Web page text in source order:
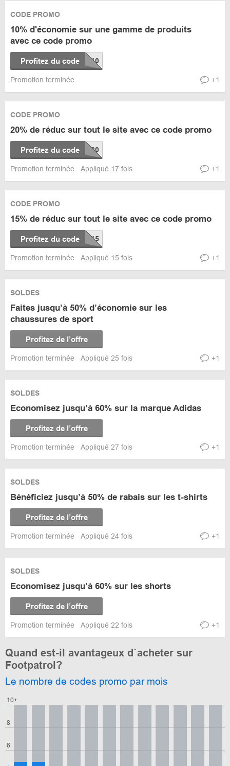
CODE PROMO
10% d'économie sur une gamme de produits
avec ce code promo
Profitez du code
Promotion terminée +1
CODE PROMO
20% de réduc sur tout le site avec ce code promo
Profitez du code
Promotion terminée Appliqué 17 fois +1
CODE PROMO
15% de réduc sur tout le site avec ce code promo
Profitez du code
Promotion terminée Appliqué 15 fois +1
SOLDES
Faites jusqu’à 50% d’économie sur les
chaussures de sport
Profitez de l’offre
Promotion terminée Appliqué 25 fois +1
SOLDES
Economisez jusqu’à 60% sur la marque Adidas
Profitez de l’offre
Promotion terminée Appliqué 27 fois +1
SOLDES
Bénéficiez jusqu’à 50% de rabais sur les t-shirts
Profitez de l’offre
Promotion terminée Appliqué 24 fois +1
SOLDES
Economisez jusqu’à 60% sur les shorts
Profitez de l’offre
Promotion terminée Appliqué 22 fois +1
Quand est-il avantageux d`acheter sur
Footpatrol?
Le nombre de codes promo par mois
6
8
10+